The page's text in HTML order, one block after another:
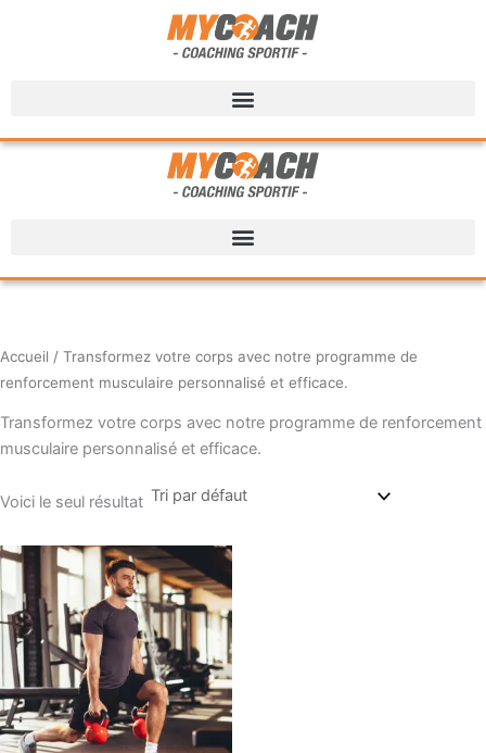
Accueil / Transformez votre corps avec notre programme de
renforcement musculaire personnalisé et efficace.
Transformez votre corps avec notre programme de renforcement
musculaire personnalisé et efficace.
Voici le seul résultat